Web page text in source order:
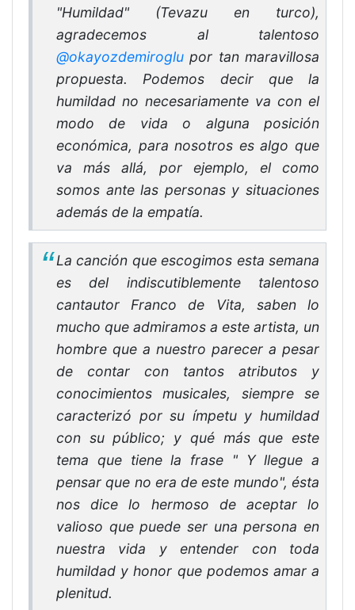
"Humildad" (Tevazu en turco),
agradecemos al talentoso
@okayozdemiroglu por tan maravillosa
propuesta. Podemos decir que la
humildad no necesariamente va con el
modo de vida o alguna posición
económica, para nosotros es algo que
va más allá, por ejemplo, el como
somos ante las personas y situaciones
además de la empatía.
La canción que escogimos esta semana
es del indiscutiblemente talentoso
cantautor Franco de Vita, saben lo
mucho que admiramos a este artista, un
hombre que a nuestro parecer a pesar
de contar con tantos atributos y
conocimientos musicales, siempre se
caracterizó por su ímpetu y humildad
con su público; y qué más que este
tema que tiene la frase " Y llegue a
pensar que no era de este mundo", ésta
nos dice lo hermoso de aceptar lo
valioso que puede ser una persona en
nuestra vida y entender con toda
humildad y honor que podemos amar a
plenitud.